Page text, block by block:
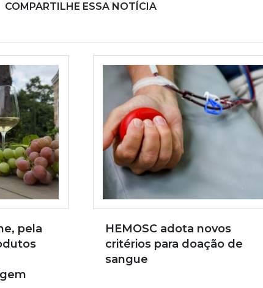
COMPARTILHE ESSA NOTÍCIA
pela
HEMOSC adota novos
critérios para doação de
sangue